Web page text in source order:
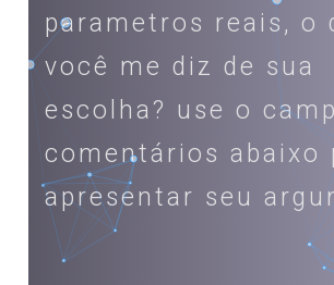
parametros reais, o
você me diz de sua
escolha? use o
comentários abaixo
apresentar seu